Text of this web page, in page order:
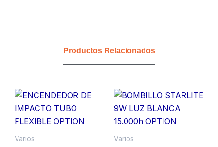
Productos Relacionados
Varios Varios